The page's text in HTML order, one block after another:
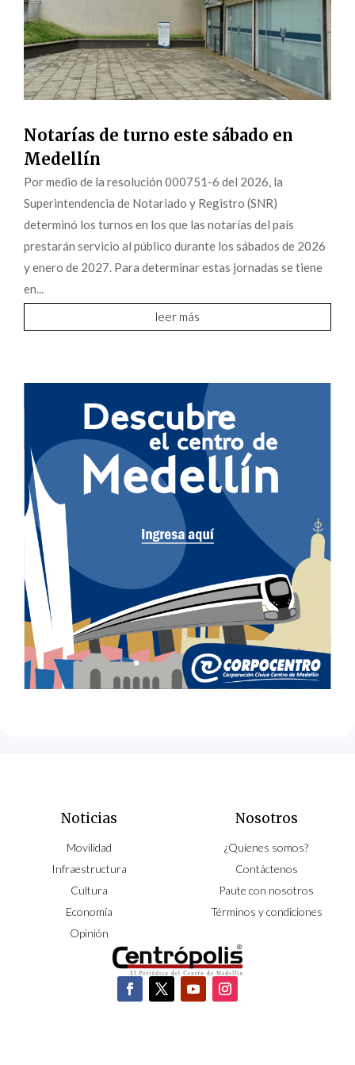
Notarías de turno este sábado en
Medellín
Por medio de la resolución 000751-6 del 2026, la
Superintendencia de Notariado y Registro (SNR)
determinó los turnos en los que las notarías del país
prestarán servicio al público durante los sábados de 2026
y enero de 2027. Para determinar estas jornadas se tiene
en...
leer más
Noticias
Movilidad
Infraestructura
Cultura
Economía
Opinión
Nosotros
¿Quíenes somos?
Contáctenos
Paute con nosotros
Términos y condiciones